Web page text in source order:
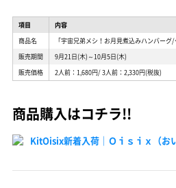
項目
内容
商品名
「宇宙兄弟メシ！お月見煮込みハンバー
販売期間
9月21日(木)～10月5日(木)
販売価格
2人前：1,680円/ 3人前：2,330円(税抜)
商品購入はコチラ!!
KitOisix新着入荷｜Ｏｉｓｉｘ（お